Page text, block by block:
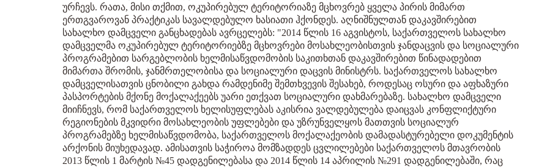
ურჩევს. რათა, მისი თქმით, ოკუპირებულ ტერიტორიაზე მცხოვრებ ყველა პირის მიმართ
ერთგვაროვან პრაქტიკას სავალდებულო ხასიათი ჰქონდეს. აღნიშნულთან დაკავშირებით
სახალხო დამცველი განცხადებას ავრცელებს: "2014 წლის 16 აგვისტოს, საქართველოს სახალხო
დამცველმა ოკუპირებულ ტერიტორიებზე მცხოვრები მოსახლეობისთვის ჯანდაცვის და სოციალური
პროგრამებით სარგებლობის ხელმისაწვდომობის საკითხთან დაკავშირებით წინადადებით
მიმართა შრომის, ჯანმრთელობისა და სოციალური დაცვის მინისტრს. საქართველოს სახალხო
დამცველისათვის ცნობილი გახდა რამდენიმე შემთხვევის შესახებ, როდესაც ოსური და აფხაზური
პასპორტების მქონე მოქალაქეებს უარი ეთქვათ სოციალური დახმარებაზე. სახალხო დამცველი
მიიჩნევს, რომ საქართველოს ხელისუფლებას აკისრია ვალდებულება დაიცვას კონფლიქტური
რეგიონების მკვიდრი მოსახლეობის უფლებები და უზრუნველყოს მათთვის სოციალურ
პროგრამებზე ხელმისაწვდომობა, საქართველოს მოქალაქეობის დამადასტურებელი დოკუმენტის
არქონის მიუხედავად. ამისათვის საჭიროა მომზადდეს ცვლილებები საქართველოს მთავრობის
2013 წლის 1 მარტის №45 დადგენილებასა და 2014 წლის 14 აპრილის №291 დადგენილებაში, რაც